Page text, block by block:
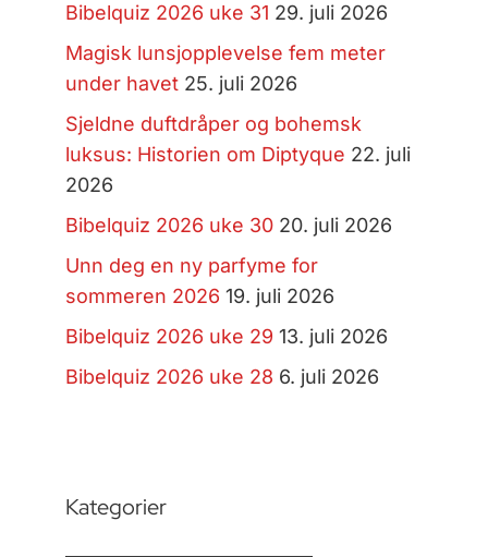
Bibelquiz 2026 uke 31 29. juli 2026
Magisk lunsjopplevelse fem meter
under havet 25. juli 2026
Sjeldne duftdråper og bohemsk
luksus: Historien om Diptyque 22. juli
2026
Bibelquiz 2026 uke 30 20. juli 2026
Unn deg en ny parfyme for
sommeren 2026 19. juli 2026
Bibelquiz 2026 uke 29 13. juli 2026
Bibelquiz 2026 uke 28 6. juli 2026
Kategorier